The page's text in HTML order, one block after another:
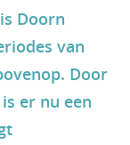
Doorn
van
Door
er nu een